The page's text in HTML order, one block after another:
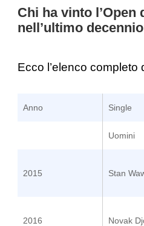
Chi ha vinto l’Open
nell’ultimo
Ecco l’elenco completo
Anno Single
Uomini
2015 Stan
2016 Novak